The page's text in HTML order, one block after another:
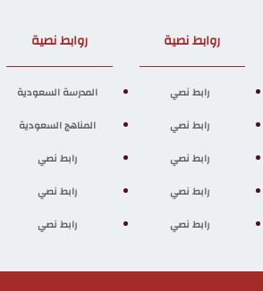
روابط نصية
رابط نصي
رابط نصي
رابط نصي
رابط نصي
رابط نصي
روابط نصية
المدرسة السعودية
المناهج السعودية
رابط نصي
رابط نصي
رابط نصي